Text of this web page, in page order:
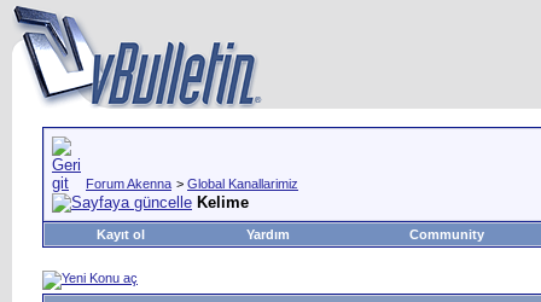
Forum Akenna > Global Kanallarimiz
Kelime
Kayıt ol Yardım Community